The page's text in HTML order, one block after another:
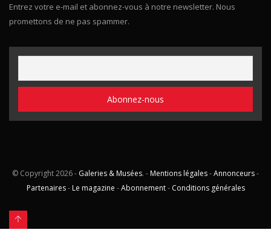
Entrez votre e-mail et abonnez-vous à notre newsletter. Nous
promettons de ne pas spammer.
© Copyright2026 - Galeries & Musées. - Mentions légales-Annonceurs-
Partenaires- Le magazine -Abonnement- Conditions générales